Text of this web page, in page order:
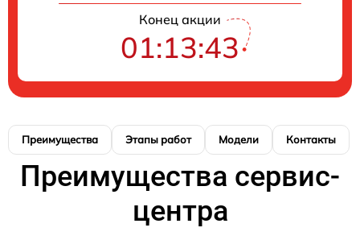
Конец акции
01:13:42
Преимущества Этапы работ Модели Контакты
Преимущества сервис-
центра